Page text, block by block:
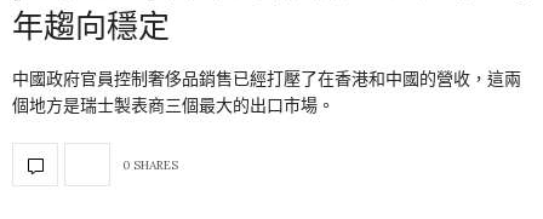
年趨向穩定
中國政府官員控制奢侈品銷售已經打壓了在香港和中國的營收，這兩
個地方是瑞士製表商三個最大的出口市場。
0 SHARES